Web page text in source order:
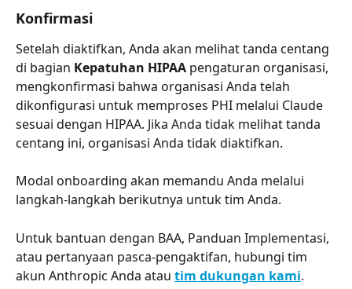
Konfirmasi
Setelah diaktifkan, Anda akan melihat tanda centang
di bagian Kepatuhan HIPAA pengaturan organisasi,
mengkonfirmasi bahwa organisasi Anda telah
dikonfigurasi untuk memproses PHI melalui Claude
sesuai dengan HIPAA. Jika Anda tidak melihat tanda
centang ini, organisasi Anda tidak diaktifkan.
Modal onboarding akan memandu Anda melalui
langkah-langkah berikutnya untuk tim Anda.
Untuk bantuan dengan BAA, Panduan Implementasi,
atau pertanyaan pasca-pengaktifan, hubungi tim
akun Anthropic Anda atau tim dukungan kami.